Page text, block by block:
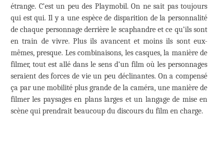
étrange. C’est un peu des Playmobil. On ne sait pas toujours
qui est qui. Il y a une espèce de disparition de la personnalité
de chaque personnage derrière le scaphandre et ce qu’ils sont
en train de vivre. Plus ils avancent et moins ils sont eux-
mêmes, presque. Les combinaisons, les casques, la manière de
filmer, tout est allé dans le sens d’un film où les personnages
seraient des forces de vie un peu déclinantes. On a compensé
ça par une mobilité plus grande de la caméra, une manière de
filmer les paysages en plans larges et un langage de mise en
scène qui prendrait beaucoup du discours du film en charge.